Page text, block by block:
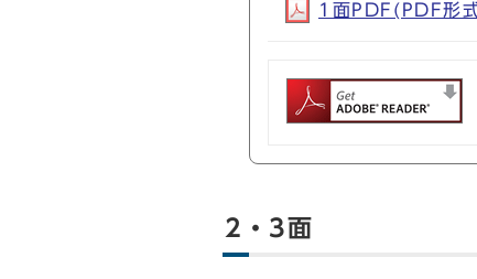
1面PDF(PDF形
2・3面